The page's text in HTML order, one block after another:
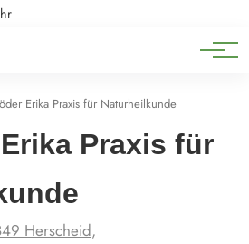
Erika Praxis für Naturheilkunde
Praxis für
Herscheid,